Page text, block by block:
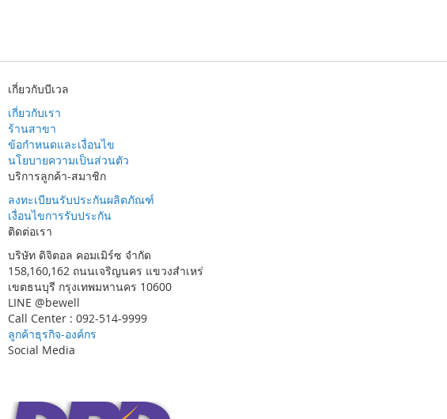
เกี่ยวกับบีเวล
เกี่ยวกับเรา
ร้านสาขา
ข้อกำหนดและเงื่อนไข
นโยบายความเป็นส่วนตัว
บริการลูกค้า-สมาชิก
ลงทะเบียนรับประกันผลิตภัณฑ์
เงื่อนไขการรับประกัน
ติดต่อเรา
บริษัท ดิจิตอล คอมเมิร์ซ จำกัด
158,160,162 ถนนเจริญนคร แขวงสำเหร่
เขตธนบุรี กรุงเทพมหานคร 10600
LINE @bewell
Call Center : 092-514-9999
ลูกค้าธุรกิจ-องค์กร
Social Media